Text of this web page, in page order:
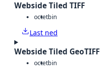
Webside Tiled TIFF
octetbin
Last ned
Webside Tiled GeoTIFF
octetbin